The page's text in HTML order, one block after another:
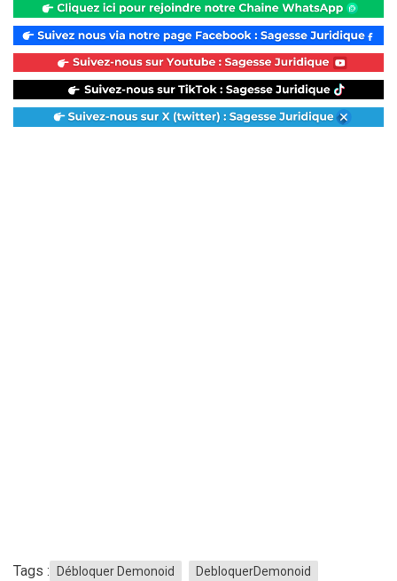
Tags : Débloquer Demonoid DebloquerDemonoid